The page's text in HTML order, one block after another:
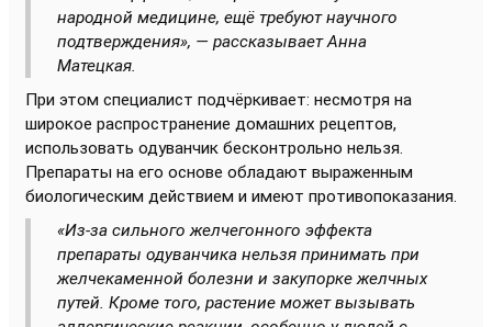
народной медицине, ещё требуют научного
подтверждения», — рассказывает Анна
Матецкая.
При этом специалист подчёркивает: несмотря на
широкое распространение домашних рецептов,
использовать одуванчик бесконтрольно нельзя.
Препараты на его основе обладают выраженным
биологическим действием и имеют противопоказания.
«Из-за сильного желчегонного эффекта
препараты одуванчика нельзя принимать при
желчекаменной болезни и закупорке желчных
путей. Кроме того, растение может вызывать